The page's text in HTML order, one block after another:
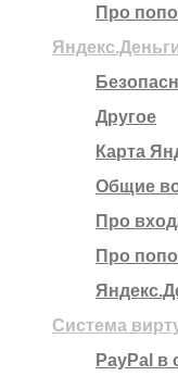
Про
Другое
Карта
Общие
Про
Про
Система
PayPal в